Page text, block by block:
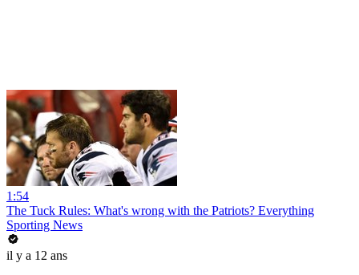
1:54
The Tuck Rules: What's wrong with the Patriots? Everything
Sporting News
il y a 12 ans